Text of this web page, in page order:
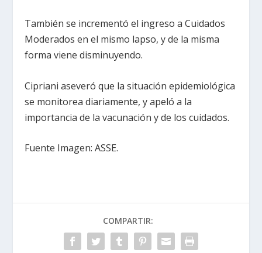
También se incrementó el ingreso a Cuidados
Moderados en el mismo lapso, y de la misma
forma viene disminuyendo.
Cipriani aseveró que la situación epidemiológica
se monitorea diariamente, y apeló a la
importancia de la vacunación y de los cuidados.
Fuente Imagen: ASSE.
COMPARTIR: